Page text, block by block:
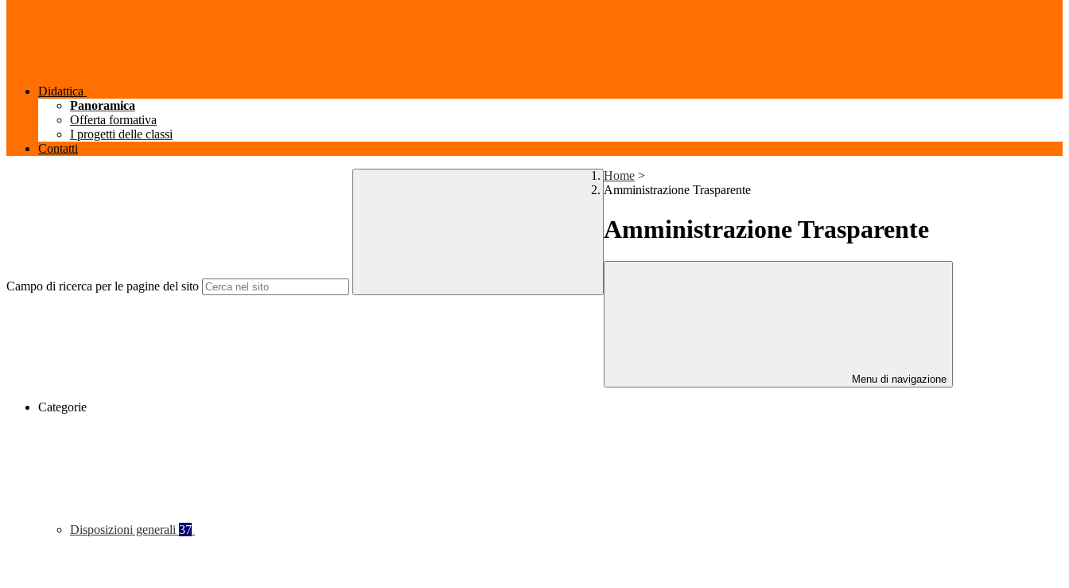
Didattica
Panoramica
Offerta formativa
I progetti delle classi
Contatti
Campo di ricerca per le pagine del sito
Home >
Amministrazione Trasparente
Amministrazione Trasparente
Menu di navigazione
Categorie
Disposizioni generali 37